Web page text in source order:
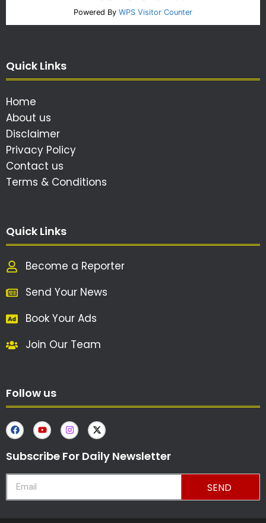
Powered By WPS Visitor Counter
Quick Links
Home
About us
Disclaimer
Privacy Policy
Contact us
Terms & Conditions
Quick Links
Become a Reporter
Send Your News
Book Your Ads
Join Our Team
Follow us
Subscribe For Daily Newsletter
SEND